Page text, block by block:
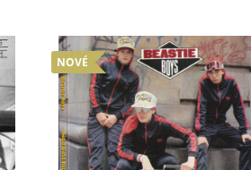
NOVÉ